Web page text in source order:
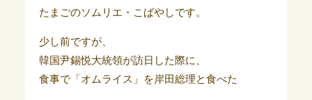
たまごのソムリエ・こばやしです。
少し前ですが、
韓国尹錫悦大統領が訪日した際に、
食事で「オムライス」を岸田総理と食べた